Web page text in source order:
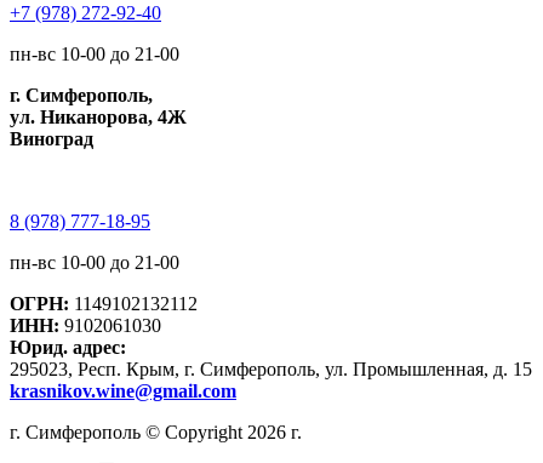
+7 (978) 272-92-40
пн-вс 10-00 до 21-00
г. Симферополь,
ул. Никанорова, 4Ж
Виноград
8 (978) 777-18-95
пн-вс 10-00 до 21-00
ОГРН: 1149102132112
ИНН: 9102061030
Юрид. адрес:
295023, Респ. Крым, г. Симферополь, ул. Промышленная, д. 15
krasnikov.wine@gmail.com
г. Симферополь © Copyright 2026 г.